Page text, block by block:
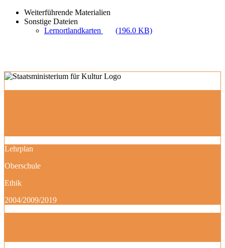
Weiterführende Materialien
Sonstige Dateien
Lernortlandkarten
(196.0 KB)
Lehrplan
Oberschule
Ethik
2004/2009/2019